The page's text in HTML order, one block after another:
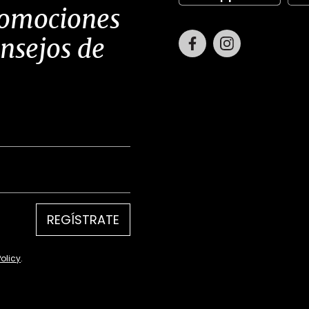
de
REGÍSTRATE
.
Facebook